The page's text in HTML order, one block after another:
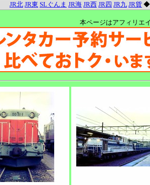
JR北 JR東 SLぐんま JR海 JR西 JR四 JR九 JR貨
本ページはアフィリエ